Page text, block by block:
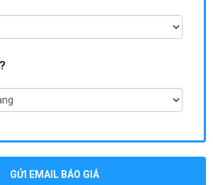
GỬI EMAIL BÁO GIÁ